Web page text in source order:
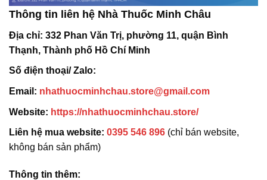
Thông tin liên hệ Nhà Thuốc Minh Châu
Địa chỉ: 332 Phan Văn Trị, phường 11, quận Bình
Thạnh, Thành phố Hồ Chí Minh
Số điện thoại/ Zalo:
Email: nhathuocminhchau.store@gmail.com
Website: https://nhathuocminhchau.store/
Liên hệ mua website: 0395 546 896 (chỉ bán website,
không bán sản phẩm)
Thông tin thêm: